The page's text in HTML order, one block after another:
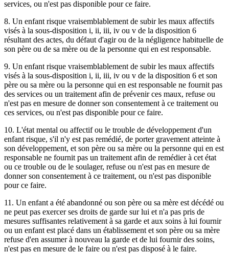
services, ou n'est pas disponible pour ce faire.
8. Un enfant risque vraisemblablement de subir les maux affectifs
visés à la sous-disposition i, ii, iii, iv ou v de la disposition 6
résultant des actes, du défaut d'agir ou de la négligence habituelle de
son père ou de sa mère ou de la personne qui en est responsable.
9. Un enfant risque vraisemblablement de subir les maux affectifs
visés à la sous-disposition i, ii, iii, iv ou v de la disposition 6 et son
père ou sa mère ou la personne qui en est responsable ne fournit pas
des services ou un traitement afin de prévenir ces maux, refuse ou
n'est pas en mesure de donner son consentement à ce traitement ou
ces services, ou n'est pas disponible pour ce faire.
10. L'état mental ou affectif ou le trouble de développement d'un
enfant risque, s'il n'y est pas remédié, de porter gravement atteinte à
son développement, et son père ou sa mère ou la personne qui en est
responsable ne fournit pas un traitement afin de remédier à cet état
ou ce trouble ou de le soulager, refuse ou n'est pas en mesure de
donner son consentement à ce traitement, ou n'est pas disponible
pour ce faire.
11. Un enfant a été abandonné ou son père ou sa mère est décédé ou
ne peut pas exercer ses droits de garde sur lui et n'a pas pris de
mesures suffisantes relativement à sa garde et aux soins à lui fournir
ou un enfant est placé dans un établissement et son père ou sa mère
refuse d'en assumer à nouveau la garde et de lui fournir des soins,
n'est pas en mesure de le faire ou n'est pas disposé à le faire.